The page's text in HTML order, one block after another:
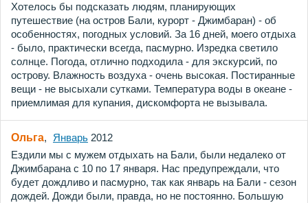
Хотелось бы подсказать людям, планирующих
путешествие (на остров Бали, курорт - Джимбаран) - об
особенностях, погодных условий. За 16 дней, моего отдыха
- было, практически всегда, пасмурно. Изредка светило
солнце. Погода, отлично подходила - для экскурсий, по
острову. Влажность воздуха - очень высокая. Постиранные
вещи - не высыхали сутками. Температура воды в океане -
приемлимая для купания, дискомфорта не вызывала.
Ольга, Январь 2012
Ездили мы с мужем отдыхать на Бали, были недалеко от
Джимбарана с 10 по 17 января. Нас предупреждали, что
будет дождливо и пасмурно, так как январь на Бали - сезон
дождей. Дожди были, правда, но не постоянно. Большую